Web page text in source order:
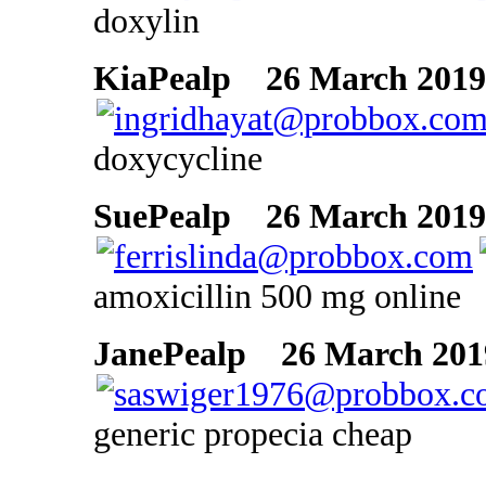
doxylin
KiaPealp
26 March
doxycycline
SuePealp
26 March
amoxicillin 500 mg online
JanePealp
26 March
generic propecia cheap